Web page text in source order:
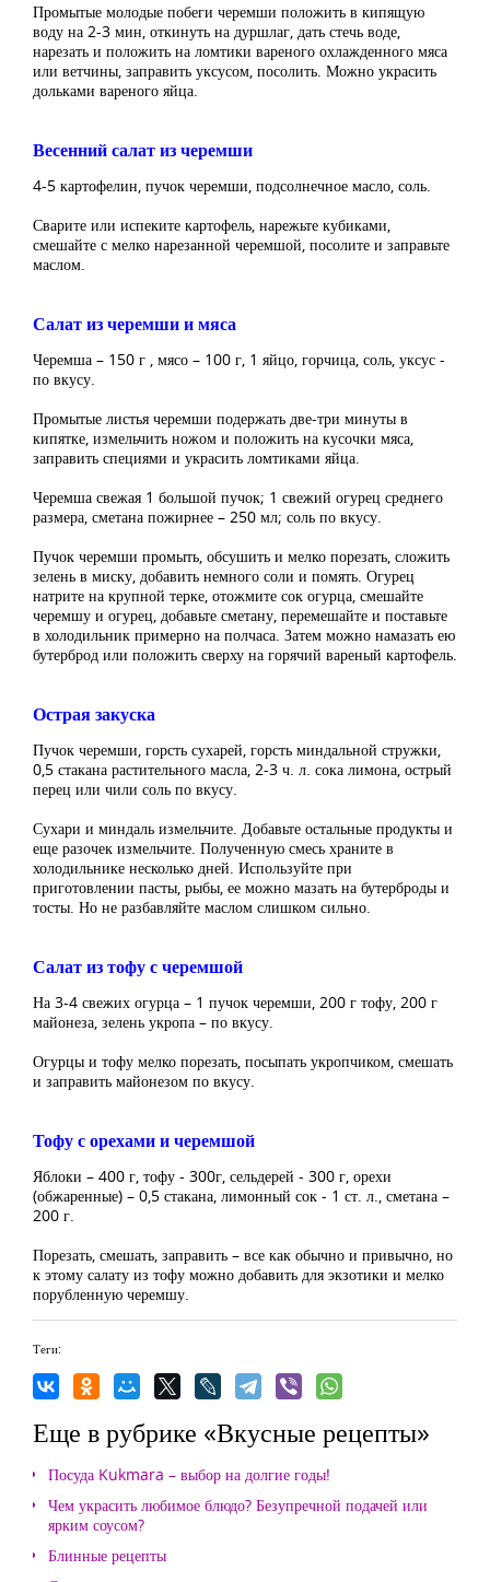
Промытые молодые побеги черемши положить в кипящую
воду на 2-3 мин, откинуть на дуршлаг, дать стечь воде,
нарезать и положить на ломтики вареного охлажденного мяса
или ветчины, заправить уксусом, посолить. Можно украсить
дольками вареного яйца.
Весенний салат из черемши
4-5 картофелин, пучок черемши, подсолнечное масло, соль.
Сварите или испеките картофель, нарежьте кубиками,
смешайте с мелко нарезанной черемшой, посолите и заправьте
маслом.
Салат из черемши и мяса
Черемша – 150 г , мясо – 100 г, 1 яйцо, горчица, соль, уксус -
по вкусу.
Промытые листья черемши подержать две-три минуты в
кипятке, измельчить ножом и положить на кусочки мяса,
заправить специями и украсить ломтиками яйца.
Черемша свежая 1 большой пучок; 1 свежий огурец среднего
размера, сметана пожирнее – 250 мл; соль по вкусу.
Пучок черемши промыть, обсушить и мелко порезать, сложить
зелень в миску, добавить немного соли и помять. Огурец
натрите на крупной терке, отожмите сок огурца, смешайте
черемшу и огурец, добавьте сметану, перемешайте и поставьте
в холодильник примерно на полчаса. Затем можно намазать ею
бутерброд или положить сверху на горячий вареный картофель.
Острая закуска
Пучок черемши, горсть сухарей, горсть миндальной стружки,
0,5 стакана растительного масла, 2-3 ч. л. сока лимона, острый
перец или чили соль по вкусу.
Сухари и миндаль измельчите. Добавьте остальные продукты и
еще разочек измельчите. Полученную смесь храните в
холодильнике несколько дней. Используйте при
приготовлении пасты, рыбы, ее можно мазать на бутерброды и
тосты. Но не разбавляйте маслом слишком сильно.
Салат из тофу с черемшой
На 3-4 свежих огурца – 1 пучок черемши, 200 г тофу, 200 г
майонеза, зелень укропа – по вкусу.
Огурцы и тофу мелко порезать, посыпать укропчиком, смешать
и заправить майонезом по вкусу.
Тофу с орехами и черемшой
Яблоки – 400 г, тофу - 300г, сельдерей - 300 г, орехи
(обжаренные) – 0,5 стакана, лимонный сок - 1 ст. л., сметана –
200 г.
Порезать, смешать, заправить – все как обычно и привычно, но
к этому салату из тофу можно добавить для экзотики и мелко
порубленную черемшу.
Теги:
Еще в рубрике «Вкусные рецепты»
Посуда Kukmara – выбор на долгие годы!
Чем украсить любимое блюдо? Безупречной подачей или
ярким соусом?
Блинные рецепты